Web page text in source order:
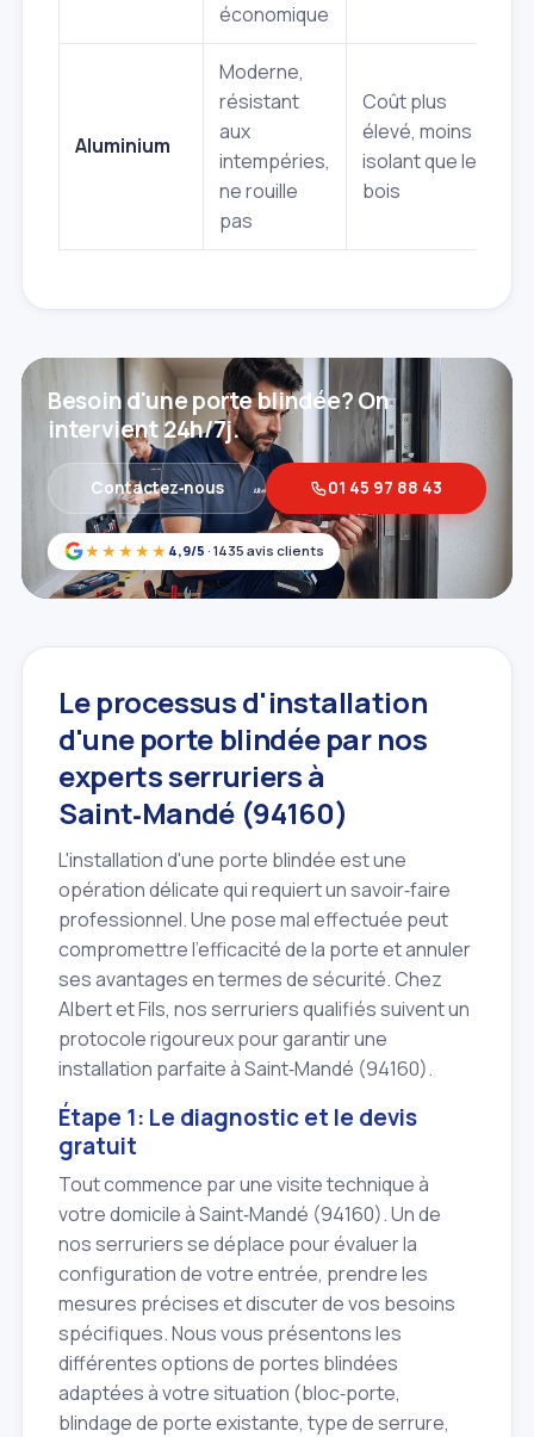
économique
Aluminium
Moderne,
résistant
aux
intempéries,
ne rouille
pas
Coût plus
élevé, moins
isolant que le
bois
★★★★★ 4,9/5 · 1435 avis clients
Besoin d'une porte blindée? On
intervient 24h/7j.
Contactez‑nous 01 45 97 88 43
Le processus d'installation
d'une porte blindée par nos
experts serruriers à
Saint‑Mandé (94160)
L'installation d'une porte blindée est une
opération délicate qui requiert un savoir‑faire
professionnel. Une pose mal effectuée peut
compromettre l'efficacité de la porte et annuler
ses avantages en termes de sécurité. Chez
Albert et Fils, nos serruriers qualifiés suivent un
protocole rigoureux pour garantir une
installation parfaite à Saint‑Mandé (94160).
Étape 1: Le diagnostic et le devis
gratuit
Tout commence par une visite technique à
votre domicile à Saint‑Mandé (94160). Un de
nos serruriers se déplace pour évaluer la
configuration de votre entrée, prendre les
mesures précises et discuter de vos besoins
spécifiques. Nous vous présentons les
différentes options de portes blindées
adaptées à votre situation (bloc‑porte,
blindage de porte existante, type de serrure,